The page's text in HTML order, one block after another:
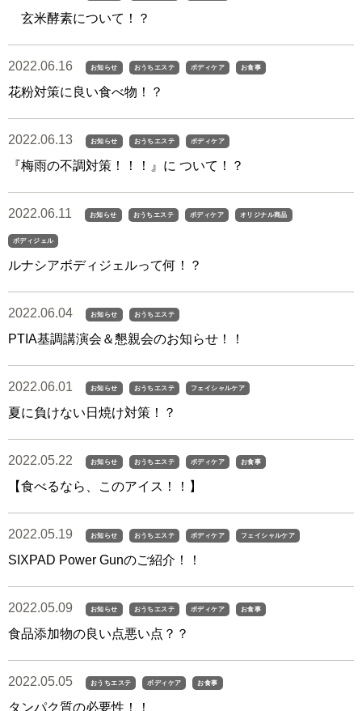
玄米酵素について！？
2022.06.16 お知らせ おうちエステ ボディケア お食事
花粉対策に良い食べ物！？
2022.06.13 お知らせ おうちエステ ボディケア
『梅雨の不調対策！！！』に ついて！？
2022.06.11 お知らせ おうちエステ ボディケア オリジナル商品
ボディジェル
ルナシアボディジェルって何！？
2022.06.04 お知らせ おうちエステ
PTIA基調講演会＆懇親会のお知らせ！！
2022.06.01 お知らせ おうちエステ フェイシャルケア
夏に負けない日焼け対策！？
2022.05.22 お知らせ おうちエステ ボディケア お食事
【食べるなら、このアイス！！】
2022.05.19 お知らせ おうちエステ ボディケア フェイシャルケア
SIXPAD Power Gunのご紹介！！
2022.05.09 お知らせ おうちエステ ボディケア お食事
食品添加物の良い点悪い点？？
2022.05.05 おうちエステ ボディケア お食事
タンパク質の必要性！！